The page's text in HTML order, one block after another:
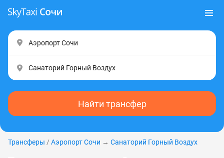
Найти трансфер
Трансферы / Аэропорт Сочи → Санаторий Горный Воздух